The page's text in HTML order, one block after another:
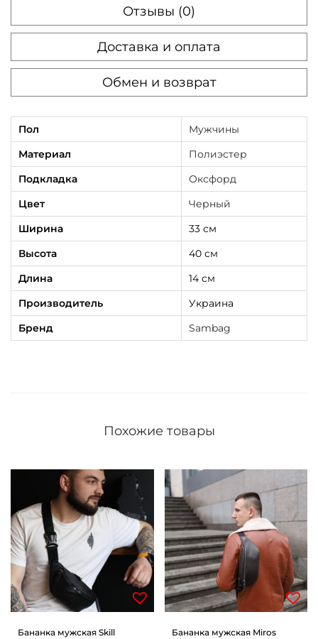
й
а
н
в
й
с
п
р
н
т
о
Отзывы (0)
Доставка и оплата
Обмен и возврат
Пол
Мужчины
Материал
Полиэстер
Подкладка
Оксфорд
Цвет
Черный
Ширина
33 см
Высота
40 см
Длина
14 см
Производитель
Украина
Бренд
Sambag
Похожие товары
Бананка мужская Skill
Бананка мужская Miros